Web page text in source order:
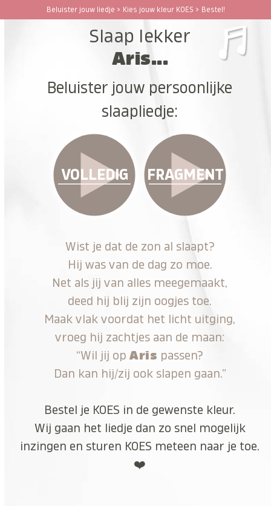
Beluister jouw liedje > Kies jouw kleur KOES > Bestel!
Open
Close
Slaap lekker
Aris...
Beluister jouw persoonlijke
slaapliedje:
VOLLEDIG FRAGMENT
Wist je dat de zon al slaapt?
Hij was van de dag zo moe.
Net als jij van alles meegemaakt,
deed hij blij zijn oogjes toe.
Maak vlak voordat het licht uitging,
vroeg hij zachtjes aan de maan:
“Wil jij opAris passen?
Dan kan hij/zij ook slapen gaan.”
Bestel je KOES in de gewenste kleur.
Wij gaan het liedje dan zo snel mogelijk
inzingen en sturen KOES meteen naar je toe.
❤️